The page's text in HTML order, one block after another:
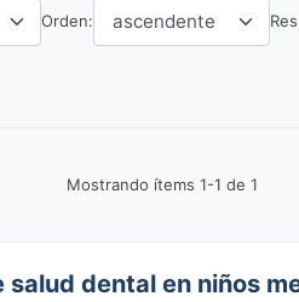
Orden:
Mostrando ítems 1-1 de 1
dental en niños